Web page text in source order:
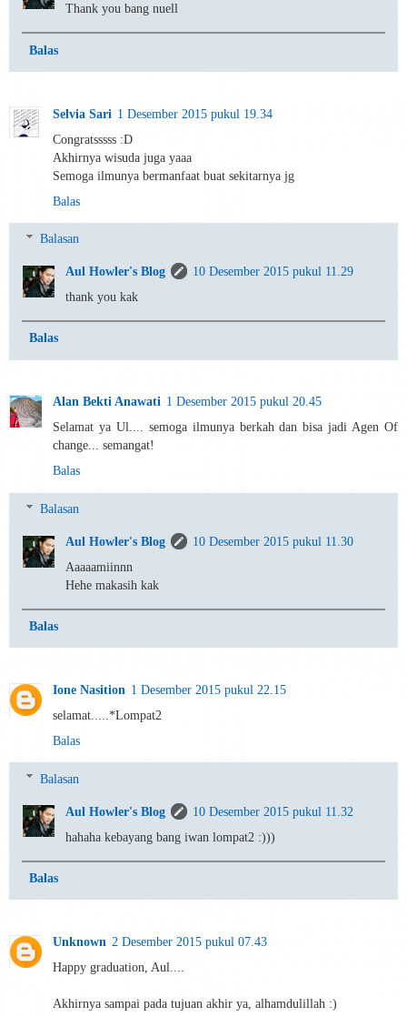
Thank you bang nuell
Balas
Selvia Sari 1 Desember 2015 pukul 19.34
Congratsssss :D
Akhirnya wisuda juga yaaa
Semoga ilmunya bermanfaat buat sekitarnya jg
Balas
Balasan
Aul Howler's Blog
10 Desember 2015 pukul 11.29
thank you kak
Balas
Alan Bekti Anawati 1 Desember 2015 pukul 20.45
Selamat ya Ul.... semoga ilmunya berkah dan bisa jadi Agen Of
change... semangat!
Balas
Balasan
Aul Howler's Blog
10 Desember 2015 pukul 11.30
Aaaaamiinnn
Hehe makasih kak
Balas
Ione Nasition 1 Desember 2015 pukul 22.15
selamat.....*Lompat2
Balas
Balasan
Aul Howler's Blog
10 Desember 2015 pukul 11.32
hahaha kebayang bang iwan lompat2 :)))
Balas
Unknown 2 Desember 2015 pukul 07.43
Happy graduation, Aul....
Akhirnya sampai pada tujuan akhir ya, alhamdulillah :)